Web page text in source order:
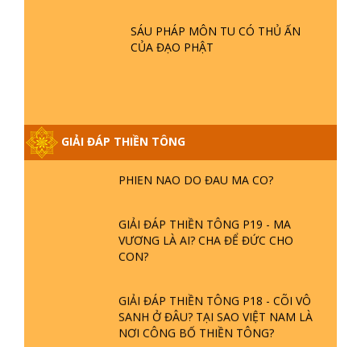
SÁU PHÁP MÔN TU CÓ THỦ ẤN
CỦA ĐẠO PHẬT
GIẢI ĐÁP THIỀN TÔNG
BƯỚC TRÊN HOA SEN ? | TTTD
GIẢI ĐÁP THIỀN TÔNG ĐẶC BIỆT
PHẦN 20 - BÁC NGUYỄN NHÂN LÀ AI?
PHIỀN NÃO DO ĐÂU MÀ CÓ?
GIẢI ĐÁP THIỀN TÔNG P19 - MA
VƯƠNG LÀ AI? CHA ĐỂ ĐỨC CHO
CON?
GIẢI ĐÁP THIỀN TÔNG P18 - CÕI VÔ
SANH Ở ĐÂU? TẠI SAO VIỆT NAM LÀ
NƠI CÔNG BỐ THIỀN TÔNG?